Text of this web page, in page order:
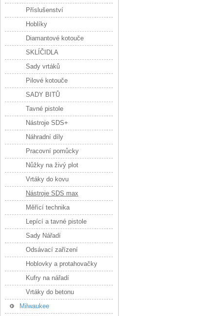
Příslušenství
Hoblíky
Diamantové kotouče
SKLÍČIDLA
Sady vrtáků
Pilové kotouče
SADY BITŮ
Tavné pistole
Nástroje SDS+
Náhradní díly
Pracovní pomůcky
Nůžky na živý plot
Vrtáky do kovu
Nástroje SDS max
Měřící technika
Lepící a tavné pistole
Sady Nářadí
Odsávací zařízení
Hoblovky a protahovačky
Kufry na nářadí
Vrtáky do betonu
Milwaukee